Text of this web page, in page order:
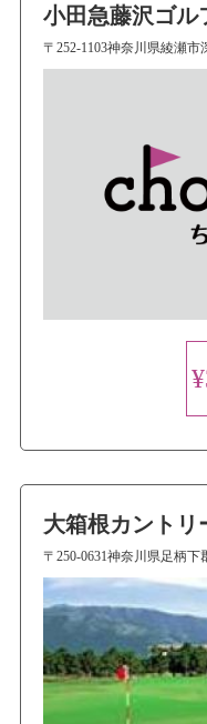
小田急藤沢ゴル
〒252-1103神奈川県綾瀬市
大箱根カントリ
〒250-0631神奈川県足柄下